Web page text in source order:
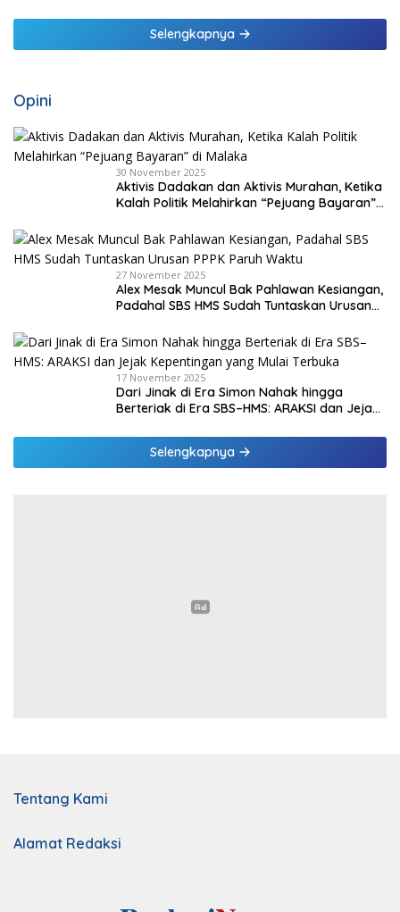
Selengkapnya
Opini
30 November 2025
Aktivis Dadakan dan Aktivis Murahan, Ketika
Kalah Politik Melahirkan “Pejuang Bayaran”
27 November 2025
Alex Mesak Muncul Bak Pahlawan Kesiangan,
Padahal SBS HMS Sudah Tuntaskan Urusan
17 November 2025
Dari Jinak di Era Simon Nahak hingga
Berteriak di Era SBS–HMS: ARAKSI dan Jejak
Selengkapnya
Tentang Kami
Alamat Redaksi